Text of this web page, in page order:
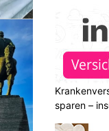
sparen –